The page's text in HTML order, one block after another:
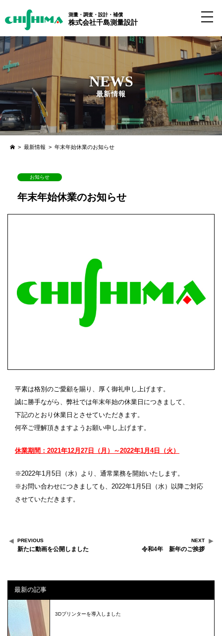
測量・調査・設計・補償
株式会社千島測量設計
NEWS
最新情報
> 最新情報 > 年末年始休業のお知らせ
お知らせ
年末年始休業のお知らせ
平素は格別のご愛顧を賜り、厚く御礼申し上げます。
誠に勝手ながら、弊社では年末年始の休業日につきまして、
下記のとおり休業日とさせていただきます。
何卒ご理解頂きますようお願い申し上げます。
休業期間：2021年12月27日（月）～2022年1月4日（火）
※2022年1月5日（水）より、通常業務を開始いたします。
※お問い合わせにつきましても、2022年1月5日（水）以降ご対応
させていただきます。
PREVIOUS
新たに動画を公開しました
NEXT
令和4年 新年のご挨拶
最新の記事
3Dプリンターを導入しました